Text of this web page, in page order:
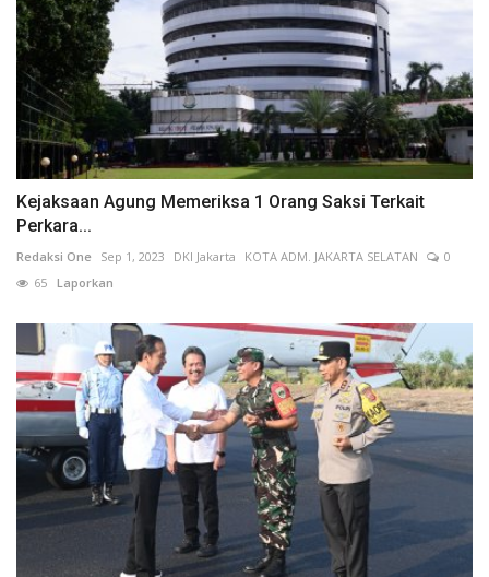
Kejaksaan Agung Memeriksa 1 Orang Saksi Terkait
Perkara...
Redaksi One Sep 1, 2023 DKI Jakarta KOTA ADM. JAKARTA SELATAN
0
65 Laporkan